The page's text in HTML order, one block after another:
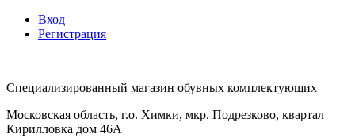
Вход
Регистрация
Специализированный магазин обувных комплектующих
Московская область, г.о. Химки, мкр. Подрезково, квартал
Кирилловка дом 46А